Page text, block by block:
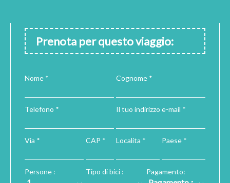
Prenota per questo viaggio:
Nome * Cognome *
Telefono * Il tuo indirizzo e-mail *
Via * CAP * Localita * Paese *
Persone : Tipo di bici : Pagamento: